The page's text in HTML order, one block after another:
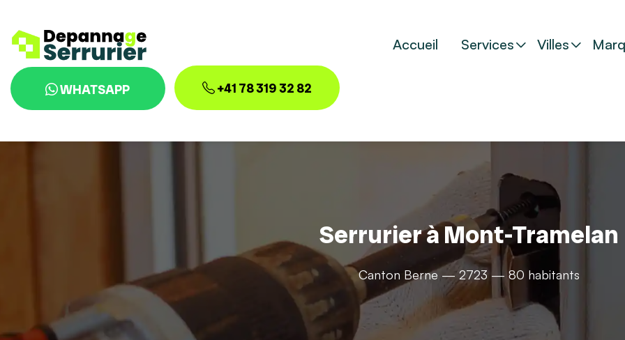
Accueil Services Villes
WHATSAPP +41 78 319 32 82
Serrurier à Mont-Tramelan
Canton Berne — 2723 — 80 habitants